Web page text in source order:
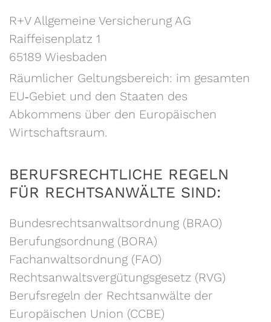
R+V Allgemeine Versicherung AG
Raiffeisenplatz 1
65189 Wiesbaden
Räumlicher Geltungsbereich: im gesamten
EU‐Gebiet und den Staaten des
Abkommens über den Europäischen
Wirtschaftsraum.
BERUFSRECHTLICHE REGELN
FÜR RECHTSANWÄLTE SIND:
Bundesrechtsanwaltsordnung (BRAO)
Berufungsordnung (BORA)
Fachanwaltsordnung (FAO)
Rechtsanwaltsvergütungsgesetz (RVG)
Berufsregeln der Rechtsanwälte der
Europäischen Union (CCBE)